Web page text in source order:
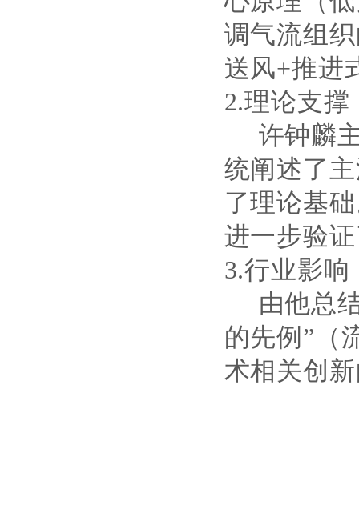
调气流组
送风+推进
2.理论支撑
许钟麟
统阐述了
了理论基
进一步验
3.行业影响
由他总
的先例 ”（
术相关创